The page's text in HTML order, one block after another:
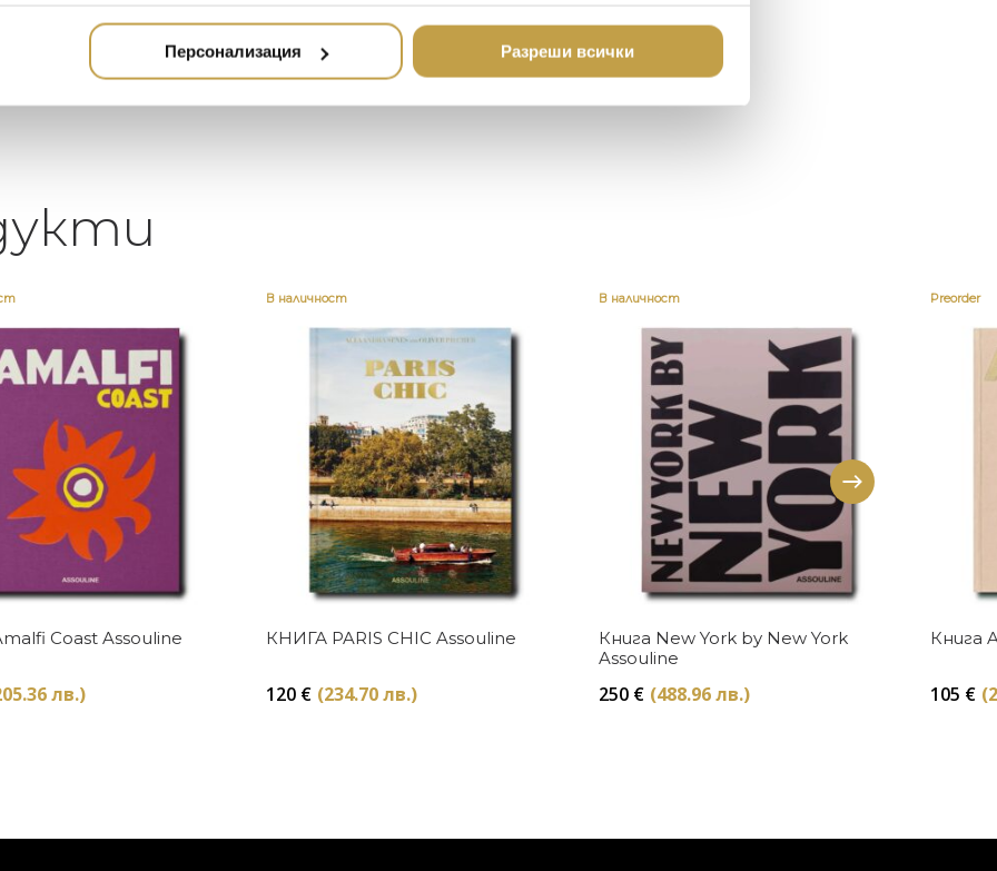
Персонализация Разреши всички
направи жилището ви
Купи
Coast Assouline
лв.)
В наличност
Купи
КНИГА PARIS CHIC Assouline
120 € (234.70 лв.)
В наличност
Купи
Книга New York by New York
Assouline
250 € (488.96 лв.)
Preorder
Книга
105 €